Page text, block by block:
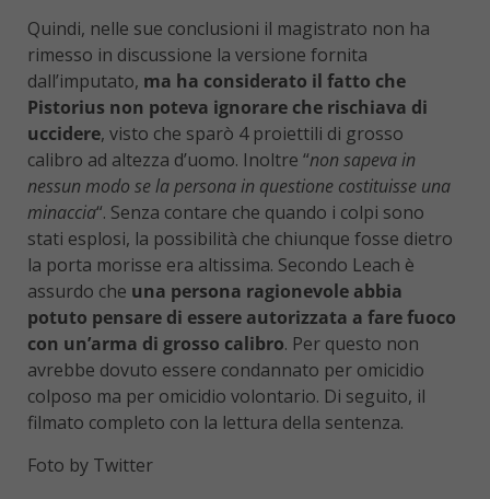
Quindi, nelle sue conclusioni il magistrato non ha
rimesso in discussione la versione fornita
dall’imputato, ma ha considerato il fatto che
Pistorius non poteva ignorare che rischiava di
uccidere, visto che sparò 4 proiettili di grosso
calibro ad altezza d’uomo. Inoltre “non sapeva in
nessun modo se la persona in questione costituisse una
minaccia“. Senza contare che quando i colpi sono
stati esplosi, la possibilità che chiunque fosse dietro
la porta morisse era altissima. Secondo Leach è
assurdo che una persona ragionevole abbia
potuto pensare di essere autorizzata a fare fuoco
con un’arma di grosso calibro. Per questo non
avrebbe dovuto essere condannato per omicidio
colposo ma per omicidio volontario. Di seguito, il
filmato completo con la lettura della sentenza.
Foto by Twitter